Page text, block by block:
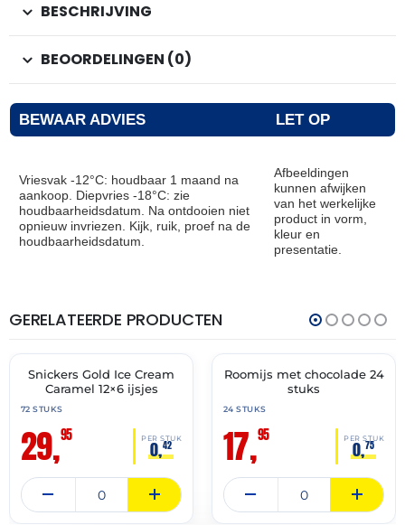
BESCHRIJVING
BEOORDELINGEN (0)
BEWAAR ADVIES LET OP
Vriesvak -12°C: houdbaar 1 maand na
aankoop. Diepvries -18°C: zie
houdbaarheidsdatum. Na ontdooien niet
opnieuw invriezen. Kijk, ruik, proef na de
houdbaarheidsdatum.
Afbeeldingen
kunnen afwijken
van het werkelijke
product in vorm,
kleur en
presentatie.
GERELATEERDE PRODUCTEN
🔥 OP=OP
THT:
31-
Snickers Gold Ice Cream
Caramel 12×6 ijsjes
72 STUKS
29,95 PER STUK
0,42
✓ VAST ASSORTIMENT
Roomijs met chocolade 24
stuks
24 STUKS
17,95 PER STUK
0,75